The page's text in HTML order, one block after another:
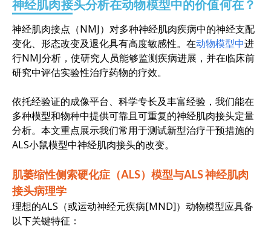
神经肌肉接头分析在动物模型中的价值何在？
神经肌肉接点（NMJ）对多种神经肌肉疾病中的神经支配
变化、形态改变及退化具有高度敏感性。在动物模型中进
行NMJ分析，使研究人员能够监测疾病进展，并在临床前
研究中评估实验性治疗药物的疗效。
依托经验证的成像平台、科学专长及丰富经验，我们能在
多种模型和物种中提供可靠且可重复的神经肌肉接头定量
分析。本文重点展示我们常用于测试新型治疗干预措施的
ALS小鼠模型中神经肌肉接头的改变。
肌萎缩性侧索硬化症（ALS）模型与ALS神经肌肉
接头病理学
理想的ALS（或运动神经元疾病[MND]）动物模型应具备
以下关键特征：